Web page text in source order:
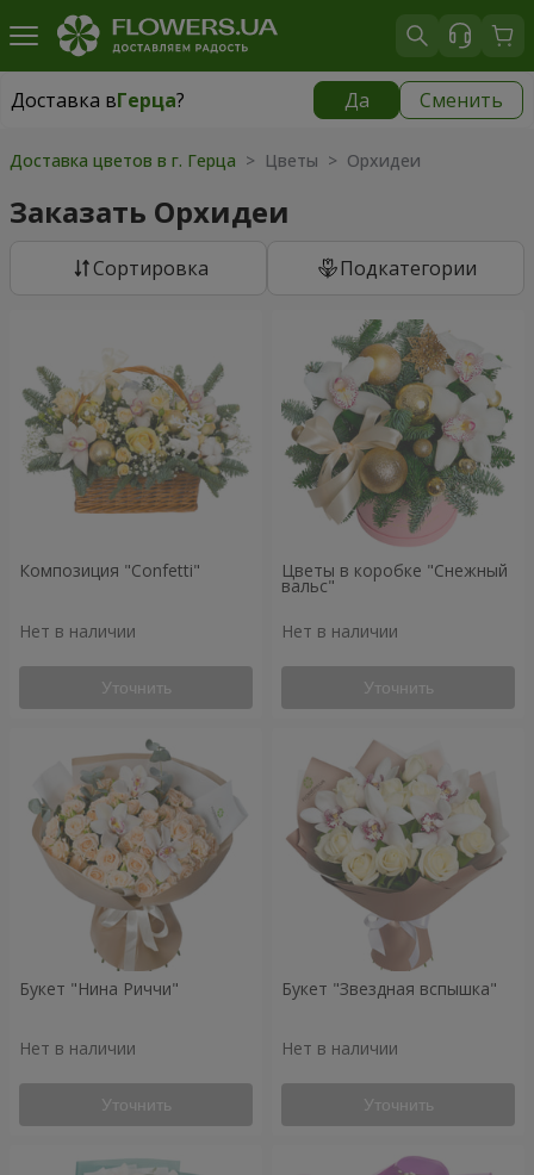
Доставка вГерца? Да Сменить
Доставка вГерца
Доставка цветов в г. Герца > Цветы > Орхидеи
Заказать Орхидеи
Cортировка Подкатегории
Композиция "Confetti"
Нет в наличии
Уточнить
Цветы в коробке "Снежный
вальс"
Нет в наличии
Уточнить
Букет "Нина Риччи"
Нет в наличии
Уточнить
Букет "Звездная вспышка"
Нет в наличии
Уточнить